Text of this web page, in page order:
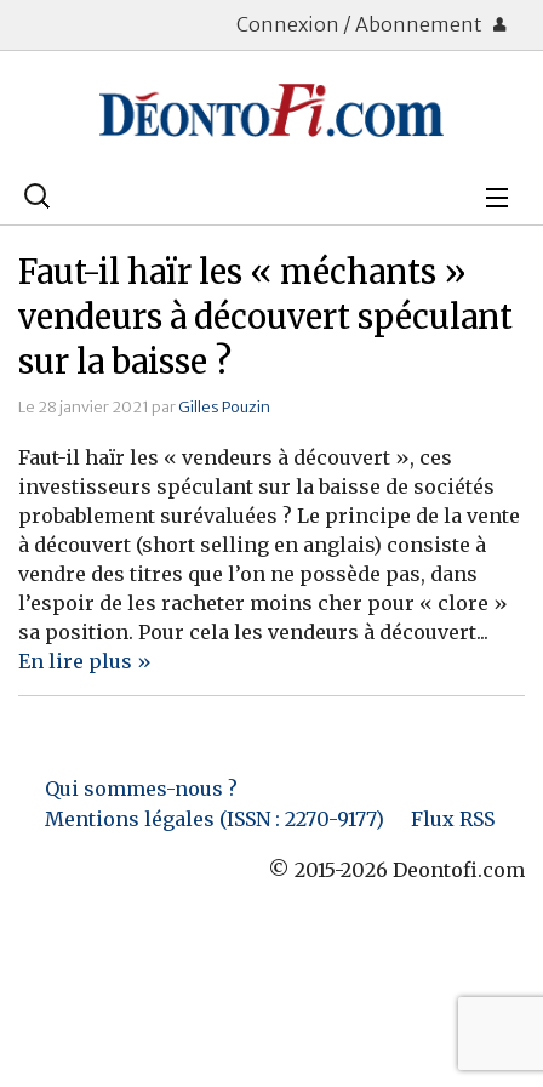
Connexion / Abonnement
Rechercher
Bourse
Placements
Assurance Vie
Patrimoine
Immobilier
Banque
Faut-il haïr les « méchants »
vendeurs à découvert spéculant
sur la baisse ?
Le 28 janvier 2021 parGilles Pouzin
Faut-il haïr les « vendeurs à découvert », ces
investisseurs spéculant sur la baisse de sociétés
probablement surévaluées ? Le principe de la vente
à découvert (short selling en anglais) consiste à
vendre des titres que l’on ne possède pas, dans
l’espoir de les racheter moins cher pour « clore »
sa position. Pour cela les vendeurs à découvert...
En lire plus »
Qui sommes-nous ?
Mentions légales (ISSN : 2270-9177)
Flux RSS
© 2015-2026 Deontofi.com